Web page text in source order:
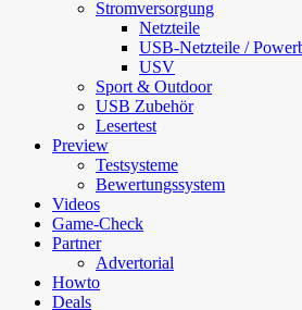
Stromversorgung
Netzteile
USB-Netzteile /
USV
Sport & Outdoor
USB Zubehör
Lesertest
Preview
Testsysteme
Bewertungssystem
Videos
Game-Check
Partner
Advertorial
Howto
Deals